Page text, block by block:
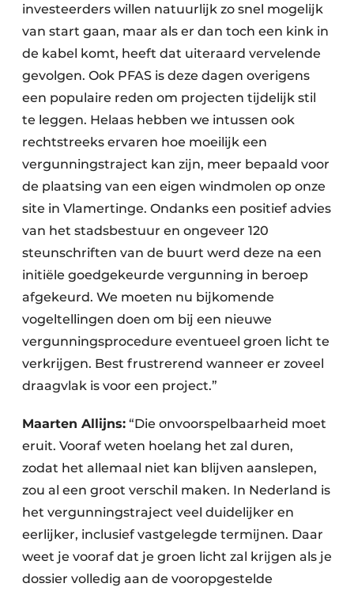
investeerders willen natuurlijk zo snel mogelijk
van start gaan, maar als er dan toch een kink in
de kabel komt, heeft dat uiteraard vervelende
gevolgen. Ook PFAS is deze dagen overigens
een populaire reden om projecten tijdelijk stil
te leggen. Helaas hebben we intussen ook
rechtstreeks ervaren hoe moeilijk een
vergunningstraject kan zijn, meer bepaald voor
de plaatsing van een eigen windmolen op onze
site in Vlamertinge. Ondanks een positief advies
van het stadsbestuur en ongeveer 120
steunschriften van de buurt werd deze na een
initiële goedgekeurde vergunning in beroep
afgekeurd. We moeten nu bijkomende
vogeltellingen doen om bij een nieuwe
vergunningsprocedure eventueel groen licht te
verkrijgen. Best frustrerend wanneer er zoveel
draagvlak is voor een project.”
Maarten Allijns: “Die onvoorspelbaarheid moet
eruit. Vooraf weten hoelang het zal duren,
zodat het allemaal niet kan blijven aanslepen,
zou al een groot verschil maken. In Nederland is
het vergunningstraject veel duidelijker en
eerlijker, inclusief vastgelegde termijnen. Daar
weet je vooraf dat je groen licht zal krijgen als je
dossier volledig aan de vooropgestelde